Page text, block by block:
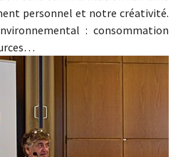
personnel et notre créativité.
: consommation